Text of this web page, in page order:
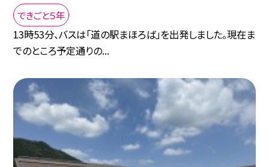
できごと５年
13時53分、バスは「道の駅まほろば」を出発しました。現在ま
でのところ予定通りの...